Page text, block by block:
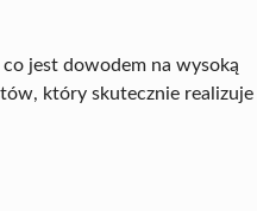
jest dowodem na wysoką
który skutecznie realizuje